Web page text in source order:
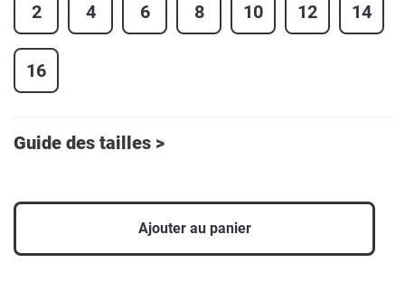
2 4 6 8 10 12 14
16
Guide des tailles >
Ajouter au panier